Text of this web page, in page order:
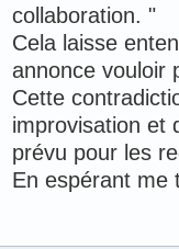
collaboration. "
Cela laisse
annonce vouloir
Cette
improvisation et
prévu pour les
En espérant me